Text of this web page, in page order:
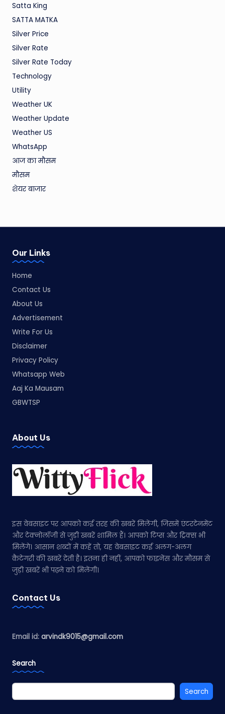
Satta King
SATTA MATKA
Silver Price
Silver Rate
Silver Rate Today
Technology
Utility
Weather UK
Weather Update
Weather US
WhatsApp
आज का मौसम
मौसम
शेयर बाजार
Our Links
Home
Contact Us
About Us
Advertisement
Write For Us
Disclaimer
Privacy Policy
Whatsapp Web
Aaj Ka Mausam
GBWTSP
About Us
इस वेबसाइट पर आपको कई तरह की खबरें मिलेंगी, जिसमें एंटरटेनमेंट
और टेक्नोलॉजी से जुड़ी खबरें शामिल हैं। आपको टिप्स और ट्रिक्स भी
मिलेंगे। आसान शब्दों में कहें तो, यह वेबसाइट कई अलग-अलग
कैटेगरी की खबरें देती है। इतना ही नहीं, आपको फाइनेंस और मौसम से
जुड़ी खबरें भी पढ़ने को मिलेंगी।
Contact Us
Email id: arvindk9015@gmail.com
Search
Search